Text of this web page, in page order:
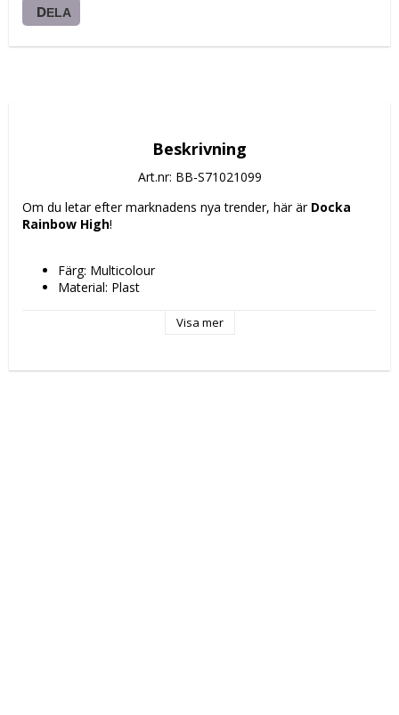
DELA
Beskrivning
Art.nr: BB-S71021099
Om du letar efter marknadens nya trender, här är Docka
Rainbow High!
Färg: Multicolour
Material: Plast
Rekommenderad ålder: Visa mer